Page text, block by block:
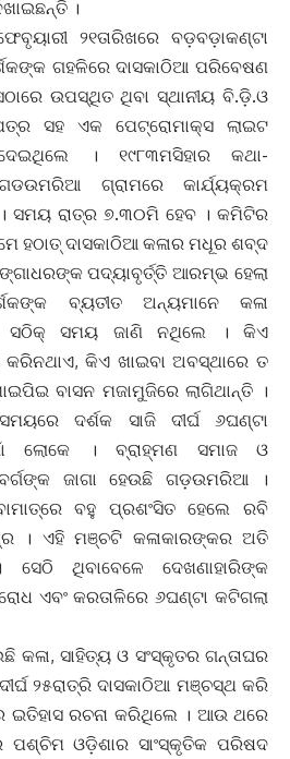
।
୨୧ତାରିଖରେ ବଡ଼ବଡ଼ାକଣ୍ଟା
ଗହଳିରେ ଦାସକାଠିଆ ପରିବେଷଣ
ଉପସ୍ଥିତ ଥିବା ସ୍ଥାନୀୟ ବି.ଡ଼ି.ଓ
ସହ ଏକ ପେଟ୍ରୋମାକ୍ସ ଲାଇଟ
। ୧୯୮୩ମସିହାର କଥା-
ଗ୍ରାମରେ କାର୍ଯ୍ୟକ୍ରମ
। ସମୟ ରାତ୍ର ୭.୩୦ମି ହେବ । କମିଟିର
ହଠାତ୍ ଦାସକାଠିଆ କଳାର ମଧୂର ଶବ୍ଦ
ପଦ୍ୟାବୃର୍ତ୍ତି ଆରମ୍ଭ ହେଲା
ବ୍ୟତୀତ ଅନ୍ୟମାନେ କଳା
ସଠିକ୍ ସମୟ ଜାଣି ନଥିଲେ । କିଏ
କିଏ ଖାଇବା ଅବସ୍ଥାରେ ତ
ବାସନ ମଜାମୁଜିରେ ଲାଗିଥାନ୍ତି ।
ଦର୍ଶକ ସାଜି ଦୀର୍ଘ ୬ଘଣ୍ଟା
ଲୋକେ । ବ୍ରାହ୍ମଣ ସମାଜ ଓ
ଜାଗା ହେଉଛି ଗଡ଼ଉମରିଆ ।
ବହୁ ପ୍ରଶଂସିତ ହେଲେ ରବି
। ଏହି ମଞ୍ଚଟି କଳାକାରଙ୍କର ଅତି
ସେଠି ଥିବାବେଳେ ଦେଖଣାହାରିଙ୍କ
ଏବଂ କରତାଳିରେ ୬ଘଣ୍ଟା କଟିଗଲା
କଳା, ସାହିତ୍ୟ ଓ ସଂସ୍କୃତର ଗନ୍ତାଘର
୨୫ରାତ୍ରି ଦାସକାଠିଆ ମଞ୍ଚସ୍ଥ କରି
ଇତିହାସ ରଚନା କରିଥିଲେ । ଆଉ ଥରେ
ପଶ୍ଚିମ ଓଡ଼ିଶାର ସାଂସ୍କୃତିକ ପରିଷଦ